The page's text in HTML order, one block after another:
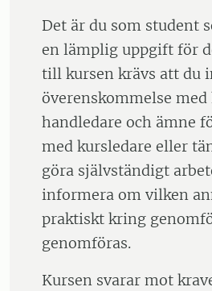
Det är du som student
en lämplig uppgift för
till kursen krävs att du
överenskommelse
handledare och ämne
med kursledare eller
göra självständigt
informera om vilken
praktiskt kring
genomföras.
Kursen svarar mot